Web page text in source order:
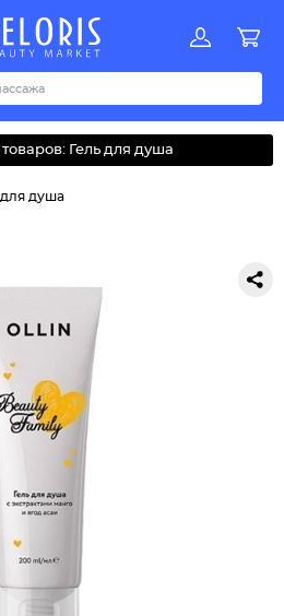
Акции
QRSTUVWYZАБВДЗИМОКЛНПРСТУФ
товаров: Гель для душа
для душа